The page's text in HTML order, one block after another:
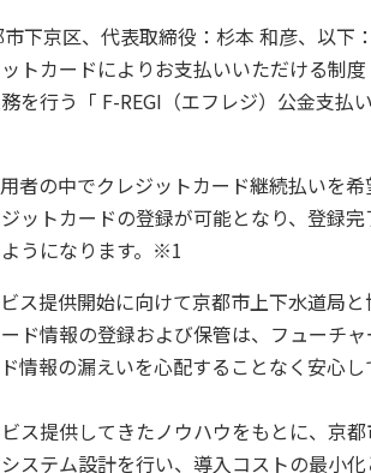
下京区、代表取締役：杉本 和彦、以下
トカードによりお支払いいただける制
を行う「 F-REGI（エフレジ）公金支払
者の中でクレジットカード継続払いを
ットカードの登録が可能となり、登録
うになります。※1
提供開始に向けて京都市上下水道局
ド情報の登録および保管は、フューチ
情報の漏えいを心配することなく安心
ス提供してきたノウハウをもとに、京
ステム設計を行い、導入コストの最小化